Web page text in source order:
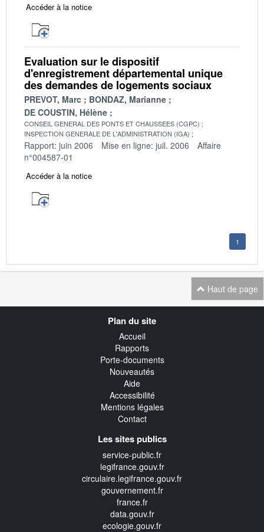
Accéder à la notice
Evaluation sur le dispositif
d'enregistrement départemental unique
des demandes de logements sociaux
PREVOT, Marc
BONDAZ, Marianne
DE COUSTIN, Hélène
CONSEIL GENERAL DES PONTS ET CHAUSSEES (CGPC)
INSPECTION GENERALE DE L'ADMINISTRATION (IGA)
Rapport: juin 2006 Mise en ligne: juil. 2006
Affaire
n°004587-01
Accéder à la notice
1
Haut de page
Plan du site
Accueil
Rapports
Porte-documents
Nouveautés
Aide
Accessibilité
Mentions légales
Contact
Les sites publics
service-public.fr
legifrance.gouv.fr
circulaire.legifrance.gouv.fr
gouvernement.fr
france.fr
data.gouv.fr
ecologie.gouv.fr